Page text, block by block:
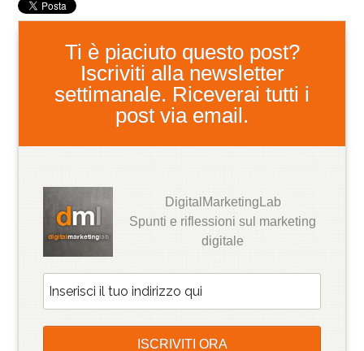
Ti è piaciuto questo post?
Iscriviti alla newsletter
settimanale. Riceverai tutti i
post via email.
DigitalMarketingLab
Spunti e riflessioni sul marketing
digitale